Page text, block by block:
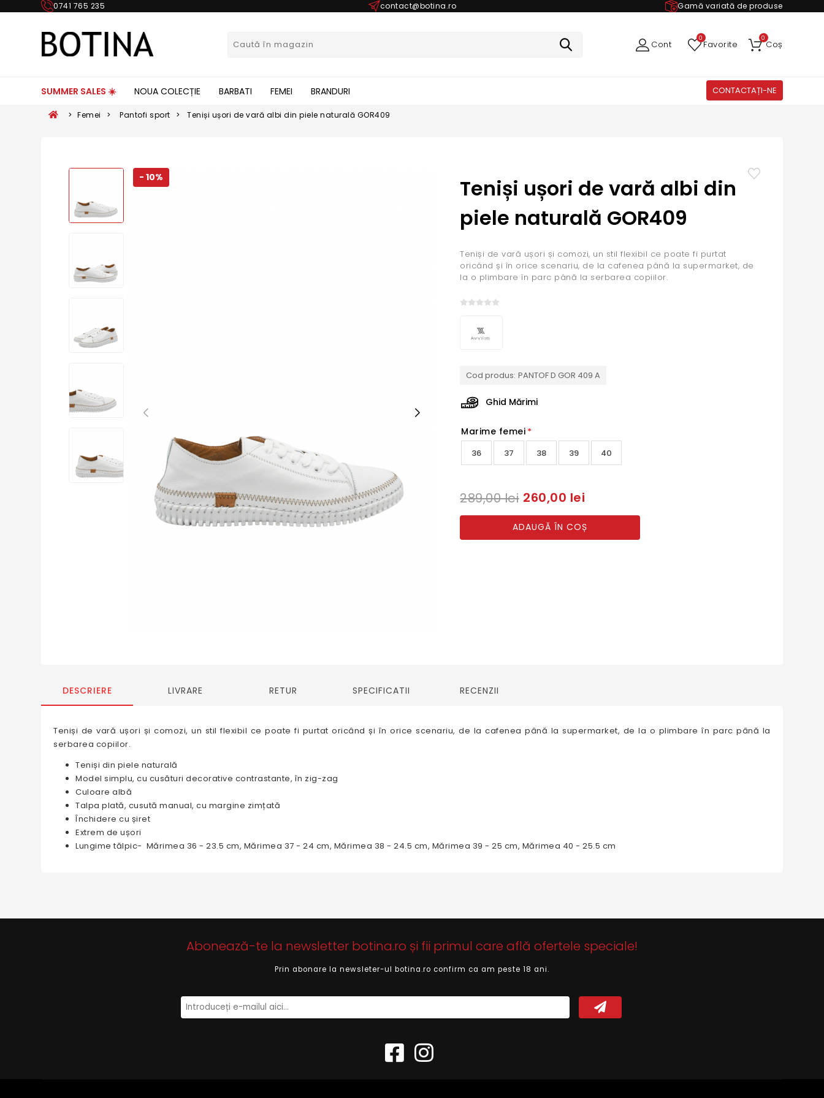
0741 765 235 contact@botina.ro Gamă variată de produse
Cont Favorite
0
Coș
0
SUMMER SALES ☀️ NOUA COLECȚIE BARBATI FEMEI BRANDURI CONTACTAȚI-NE
> Femei > Pantofi sport > Teniși ușori de vară albi din piele naturală GOR409
- 10%
Teniși ușori de vară albi din
piele naturală GOR409
Teniși de vară ușori și comozi, un stil flexibil ce poate fi purtat
oricând și în orice scenariu, de la cafenea până la supermarket, de
la o plimbare în parc până la serbarea copiilor.
Cod produs: PANTOF D GOR 409 A
Ghid Mărimi
Marime femei *
36 37 38 39 40
289,00 lei 260,00 lei
ADAUGĂ ÎN COȘ
DESCRIERE LIVRARE RETUR SPECIFICATII RECENZII
Teniși de vară ușori și comozi, un stil flexibil ce poate fi purtat oricând și în orice scenariu, de la cafenea până la supermarket, de la o plimbare în parc până la
serbarea copiilor.
Teniși din piele naturală
Model simplu, cu cusături decorative contrastante, în zig-zag
Culoare albă
Talpa plată, cusută manual, cu margine zimțată
Închidere cu șiret
Extrem de ușori
Lungime tălpic- Mărimea 36 - 23.5 cm, Mărimea 37 - 24 cm, Mărimea 38 - 24.5 cm, Mărimea 39 - 25 cm, Mărimea 40 - 25.5 cm
Abonează-te la newsletter botina.ro și fii primul care află ofertele speciale!
Prin abonare la newsleter-ul botina.ro confirm ca am peste 18 ani.